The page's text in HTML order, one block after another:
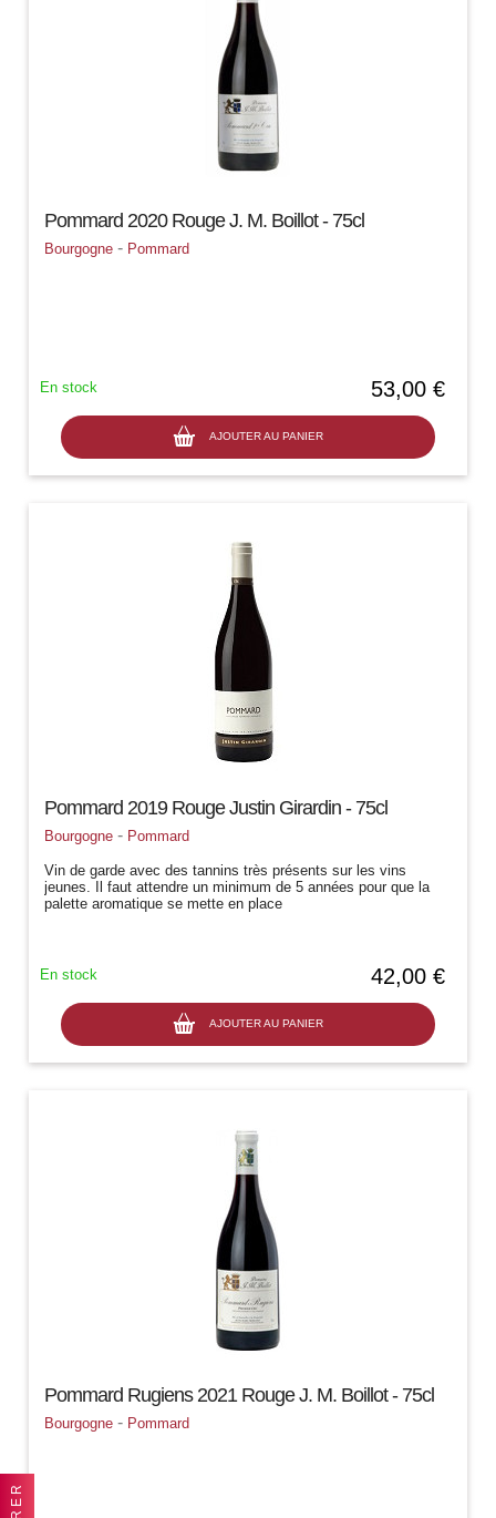
Pommard 2020 Rouge J. M. Boillot - 75cl
Bourgogne - Pommard
53,00 €
AJOUTER AU PANIER
En stock
Pommard 2019 Rouge Justin Girardin - 75cl
Bourgogne - Pommard
Vin de garde avec des tannins très présents sur les vins
jeunes. Il faut attendre un minimum de 5 années pour que la
palette aromatique se mette en place
42,00 €
AJOUTER AU PANIER
En stock
Pommard Rugiens 2021 Rouge J. M. Boillot - 75cl
Bourgogne - Pommard